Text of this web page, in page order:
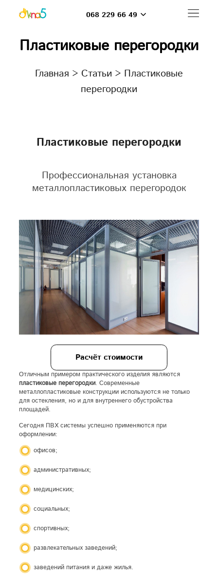
068 229 66 49
Пластиковые перегородки
Главная > Статьи > Пластиковые
перегородки
Пластиковые перегородки
Профессиональная установка
металлопластиковых перегородок
Расчёт стоимости
Отличным примером практического изделия являются
пластиковые перегородки. Современные
металлопластиковые конструкции используются не только
для остекления, но и для внутреннего обустройства
площадей.
Сегодня ПВХ системы успешно применяются при
оформлении:
офисов;
административных;
медицинских;
социальных;
спортивных;
развлекательных заведений;
заведений питания и даже жилья.